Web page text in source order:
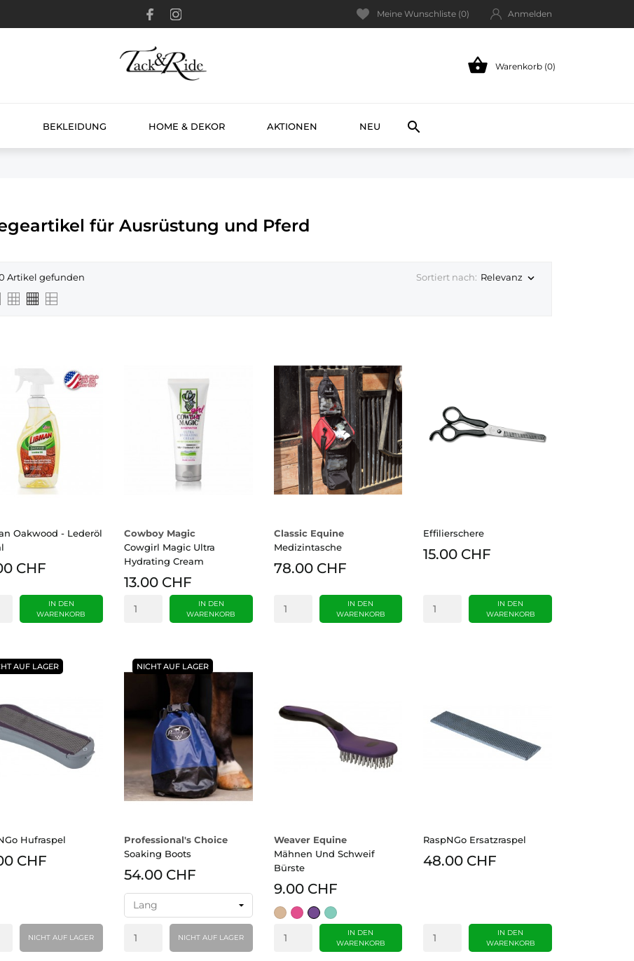
Meine Wunschliste (0) Anmelden
 Warenkorb (0)
BEKLEIDUNG HOME & DEKOR AKTIONEN NEU 
für Ausrüstung und Pferd
Artikel gefunden Sortiert nach: Relevanz 
Oakwood - Lederöl
CHF
IN DEN
WARENKORB
Cowboy Magic
Cowgirl Magic Ultra
Hydrating Cream
13.00 CHF
IN DEN
WARENKORB
Classic Equine
Medizintasche
78.00 CHF
IN DEN
WARENKORB
Effilierschere
15.00 CHF
IN DEN
WARENKORB
Hufraspel
CHF
NICHT AUF LAGER
AUF LAGER
Professional's Choice
Soaking Boots
54.00 CHF
NICHT AUF LAGER
NICHT AUF LAGER
Weaver Equine
Mähnen Und Schweif
Bürste
9.00 CHF
BeigepinkViolett
(PU)
Mint
grün
(MT)
IN DEN
WARENKORB
RaspNGo Ersatzraspel
48.00 CHF
IN DEN
WARENKORB